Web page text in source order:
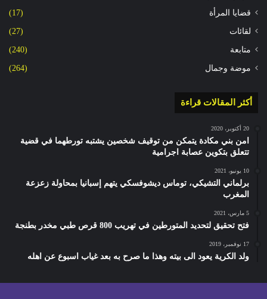
قضايا المرأة (17)
لقائات (27)
متابعة (240)
موضة وجمال (264)
أكثر المقالات قراءة
20 أكتوبر، 2020
امن بني مكادة يتمكن من توقيف شخصين يشتبه تورطهما في قضية
تتعلق بتكوين عصابة اجرامية
10 يونيو، 2021
برلماني التشيكي، توماس ديشوفسكي يتهم إسبانيا بمحاولة زعزعة
المغرب
5 مارس، 2021
فتح تحقيق لتحديد المتورطين في تهريب 800 قرص طبي مخدر بطنجة
17 نوفمبر، 2019
ولد الكرية يعود الى بيته وهذا ما صرح به بعد غياب اسبوع عن اهله